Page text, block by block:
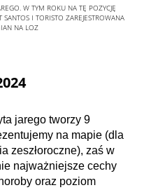
W TYM ROKU NA TĘ POZYCJĘ
I TORISTO ZAREJESTROWANA
NA LOZ
jarego tworzy 9
na mapie (dla
zeszłoroczne), zaś w
najważniejsze cechy
oraz poziom